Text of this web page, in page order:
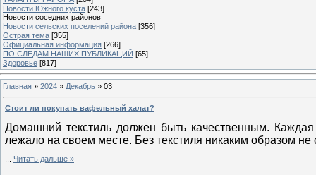
Новости Южного куста [243]
Новости соседних районов
Новости сельских поселений района [356]
Острая тема [355]
Официальная информация [266]
ПО СЛЕДАМ НАШИХ ПУБЛИКАЦИЙ [65]
Здоровье [817]
Главная » 2024 » Декабрь » 03
Стоит ли покупать вафельный халат?
Домашний текстиль должен быть качественным.
лежало на своем месте. Без текстиля никаким образом не
Читать дальше »